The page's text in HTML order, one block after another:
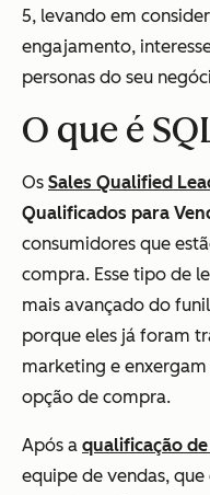
5, levando em
engajamento,
personas do seu
O que é
Os Sales Qualified
Qualificados para
consumidores que
compra. Esse tipo de
mais avançado do
porque eles já foram
marketing e
opção de compra.
Após a qualificação
equipe de vendas,